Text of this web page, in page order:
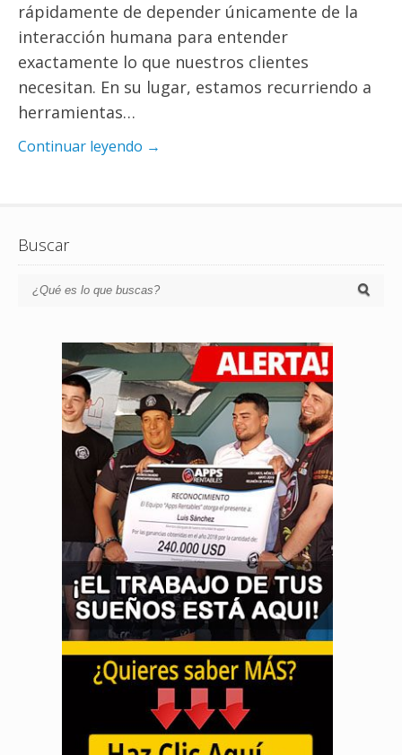
rápidamente de depender únicamente de la
interacción humana para entender
exactamente lo que nuestros clientes
necesitan. En su lugar, estamos recurriendo a
herramientas…
Continuar leyendo →
Buscar